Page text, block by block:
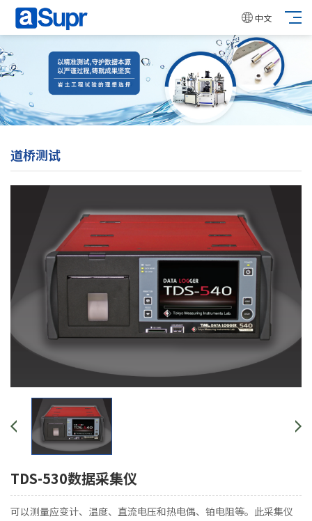
中文
道桥测试
TDS-530数据采集仪
​可以测量应变计、温度、直流电压和热电偶、铂电阻等。此采集仪